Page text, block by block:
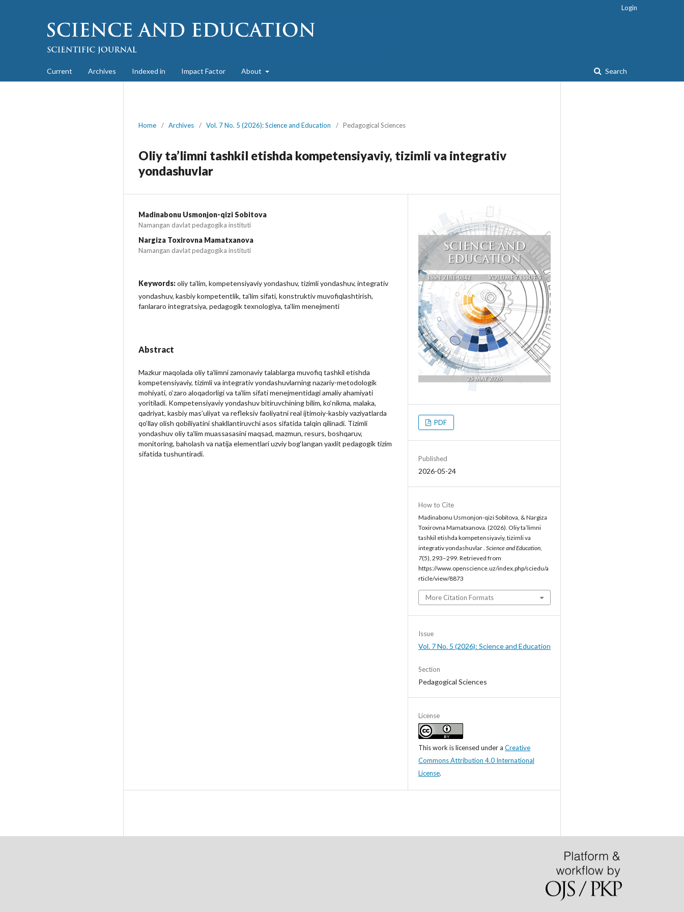
Current Archives Indexed in Impact Factor About Search
Login
Home / Archives / Vol. 7 No. 5 (2026): Science and Education / Pedagogical Sciences
Oliy ta’limni tashkil etishda kompetensiyaviy, tizimli va integrativ
yondashuvlar
Madinabonu Usmonjon-qizi Sobitova
Namangan davlat pedagogika instituti
Nargiza Toxirovna Mamatxanova
Namangan davlat pedagogika instituti
Keywords:oliy ta’lim, kompetensiyaviy yondashuv, tizimli yondashuv, integrativ
yondashuv, kasbiy kompetentlik, ta’lim sifati, konstruktiv muvofiqlashtirish,
fanlararo integratsiya, pedagogik texnologiya, ta’lim menejmenti
Abstract
Mazkur maqolada oliy ta’limni zamonaviy talablarga muvofiq tashkil etishda
kompetensiyaviy, tizimli va integrativ yondashuvlarning nazariy-metodologik
mohiyati, o‘zaro aloqadorligi va ta’lim sifati menejmentidagi amaliy ahamiyati
yoritiladi. Kompetensiyaviy yondashuv bitiruvchining bilim, ko‘nikma, malaka,
qadriyat, kasbiy mas’uliyat va refleksiv faoliyatni real ijtimoiy-kasbiy vaziyatlarda
qo‘llay olish qobiliyatini shakllantiruvchi asos sifatida talqin qilinadi. Tizimli
yondashuv oliy ta’lim muassasasini maqsad, mazmun, resurs, boshqaruv,
monitoring, baholash va natija elementlari uzviy bog‘langan yaxlit pedagogik tizim
sifatida tushuntiradi.
PDF
Published
2026-05-24
How to Cite
Madinabonu Usmonjon-qizi Sobitova, & Nargiza
Toxirovna Mamatxanova. (2026). Oliy ta’limni
tashkil etishda kompetensiyaviy, tizimli va
integrativ yondashuvlar . Science and Education
7(5), 293–299. Retrieved from
https://www.openscience.uz/index.php/sciedu/a
rticle/view/8873
More Citation Formats
Issue
Vol. 7 No. 5 (2026): Science and Education
Section
Pedagogical Sciences
License
This work is licensed under a Creative
Commons Attribution 4.0 International
License.